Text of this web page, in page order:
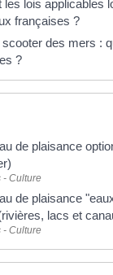
les lois applicables
françaises ?
des mers :
?
de plaisance
- Culture
de plaisance
lacs et
- Culture